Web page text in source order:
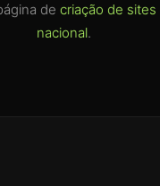
de criação de sites
nacional.